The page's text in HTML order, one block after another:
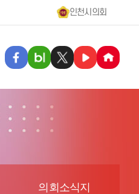
인천시의회
의회소식지